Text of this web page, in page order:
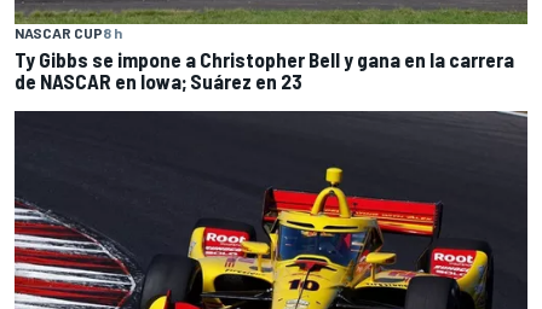
NASCAR CUP8 h
Ty Gibbs se impone a Christopher Bell y gana en la carrera
de NASCAR en Iowa; Suárez en 23